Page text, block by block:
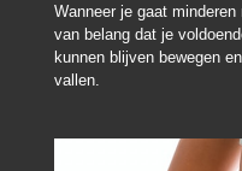
Wanneer je gaat
van belang dat je
kunnen blijven bewegen
vallen.